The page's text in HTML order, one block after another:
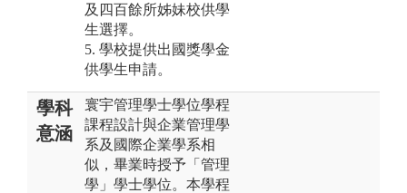
及四百餘所姊妹校供學
生選擇。
5. 學校提供出國獎學金
供學生申請。
學科
意涵
寰宇管理學士學位學程
課程設計與企業管理學
系及國際企業學系相
似，畢業時授予「管理
學」學士學位。本學程